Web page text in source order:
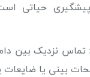
حیاتی
نزدیک بین
بینی یا